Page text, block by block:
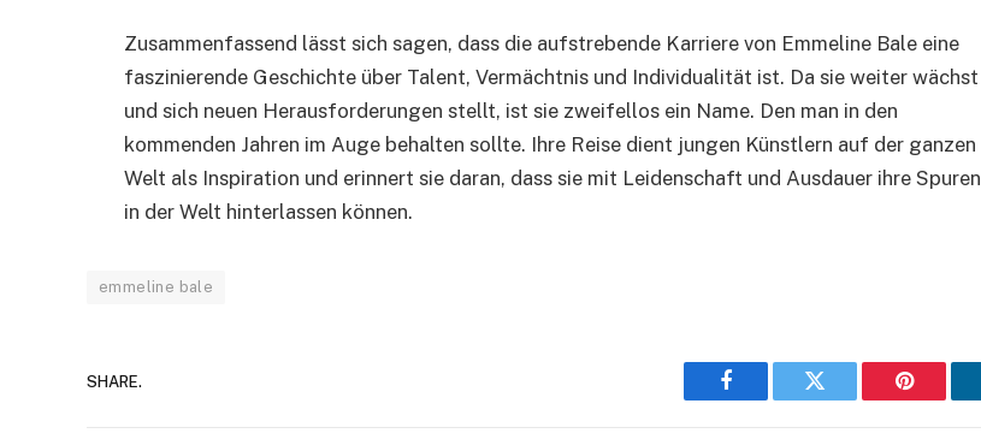
Zusammenfassend lässt sich sagen, dass die aufstrebende Karriere von Emmeline Bale eine
faszinierende Geschichte über Talent, Vermächtnis und Individualität ist. Da sie weiter wächst
und sich neuen Herausforderungen stellt, ist sie zweifellos ein Name. Den man in den
kommenden Jahren im Auge behalten sollte. Ihre Reise dient jungen Künstlern auf der ganzen
Welt als Inspiration und erinnert sie daran, dass sie mit Leidenschaft und Ausdauer ihre Spuren
in der Welt hinterlassen können.
emmeline bale
SHARE.
Facebook Twitter Pinterest